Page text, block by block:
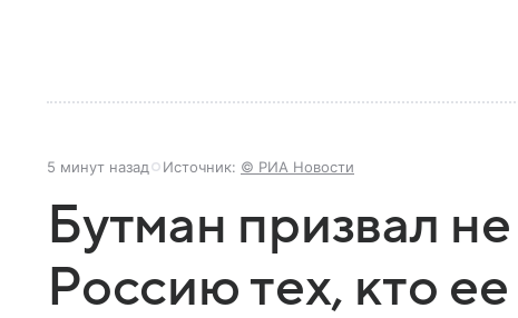
5 минут назад Источник: © РИА Новости
Бутман призвал
Россию тех, кто